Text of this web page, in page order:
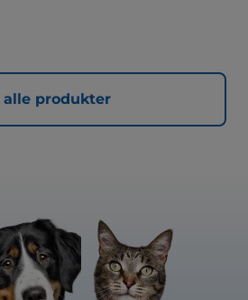
alle produkter